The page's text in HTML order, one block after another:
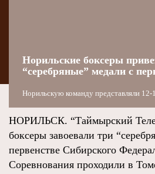
Норильские боксеры
“серебряные” медали с
Норильскую команду представляли
НОРИЛЬСК. “Таймырский
боксеры завоевали три
первенстве Сибирского
Соревнования проходили в